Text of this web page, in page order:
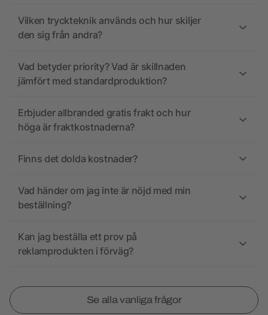
Vilken tryckteknik används och hur skiljer
den sig från andra?
Vad betyder priority? Vad är skillnaden
jämfört med standardproduktion?
Erbjuder allbranded gratis frakt och hur
höga är fraktkostnaderna?
Finns det dolda kostnader?
Vad händer om jag inte är nöjd med min
beställning?
Kan jag beställa ett prov på
reklamprodukten i förväg?
Se alla vanliga frågor